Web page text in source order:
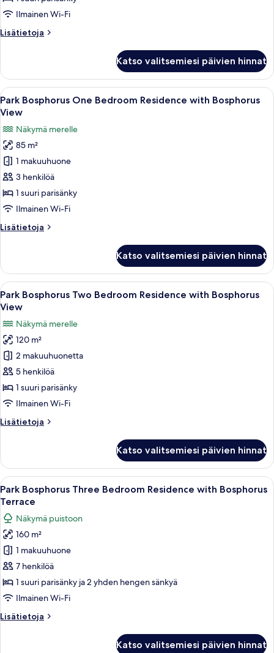
with
View
Ilmainen Wi-Fi
Lisätietoja
Lisätietoja
Studio
Residence
with
City
Katso valitsemiesi päivien hinnat
Avaa
kaikki
Park
Bosphorus
One
Bedroom
Residence
with
View
Moderni hotellihuone, jossa on
6
Park Bosphorus One Bedroom Residence with Bosphorus
View
Näkymä merelle
85 m²
1 makuuhuone
3 henkilöä
1 suuri parisänky
Ilmainen Wi-Fi
Lisätietoja
Lisätietoja
One
Bedroom
Residence
with
View
Katso valitsemiesi päivien hinnat
Avaa
kaikki
Park
Bosphorus
Two
Bedroom
Residence
with
View
Moderni olohuone, jossa on
8
Park Bosphorus Two Bedroom Residence with Bosphorus
View
Näkymä merelle
120 m²
2 makuuhuonetta
5 henkilöä
1 suuri parisänky
Ilmainen Wi-Fi
Lisätietoja
Lisätietoja
Two
Bedroom
Residence
with
View
Katso valitsemiesi päivien hinnat
Avaa
kaikki
huonetyypin
Park
Bosphorus
Three
Bedroom
Residence
with
Terrace
Kattoterassi, jossa on ulkotilaa
13
Park Bosphorus Three Bedroom Residence with Bosphorus
Terrace
Näkymä puistoon
160 m²
1 makuuhuone
7 henkilöä
1 suuri parisänky ja 2 yhden hengen sänkyä
Ilmainen Wi-Fi
Lisätietoja
Lisätietoja
Katso valitsemiesi päivien hinnat